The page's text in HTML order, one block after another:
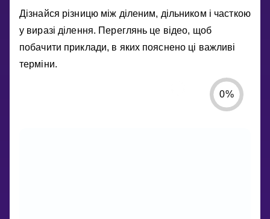
Дізнайся різницю між діленим, дільником і часткою
у виразі ділення. Переглянь це відео, щоб
побачити приклади, в яких пояснено ці важливі
терміни.
0%